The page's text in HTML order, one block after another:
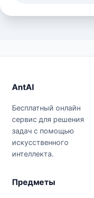
AntAI
Бесплатный онлайн
сервис для решения
задач с помощью
искусственного
интеллекта.
Предметы